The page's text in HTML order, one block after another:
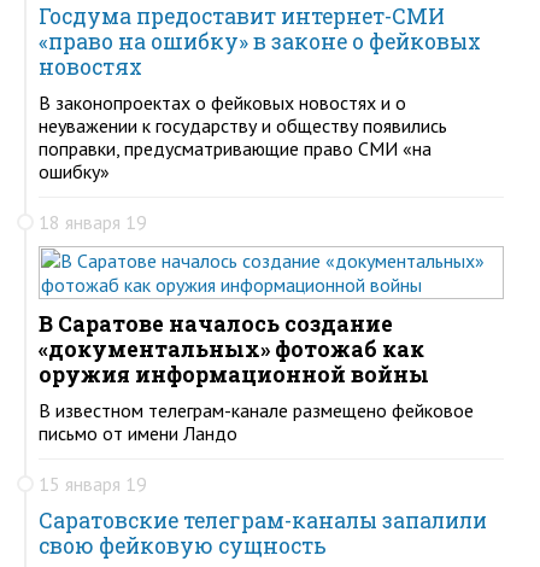
Госдума предоставит интернет-СМИ
«право на ошибку» в законе о фейковых
новостях
В законопроектах о фейковых новостях и о
неуважении к государству и обществу появились
поправки, предусматривающие право СМИ «на
ошибку»
18 января 19
В Саратове началось создание
«документальных» фотожаб как
оружия информационной войны
В известном телеграм-канале размещено фейковое
письмо от имени Ландо
15 января 19
Саратовские телеграм-каналы запалили
свою фейковую сущность